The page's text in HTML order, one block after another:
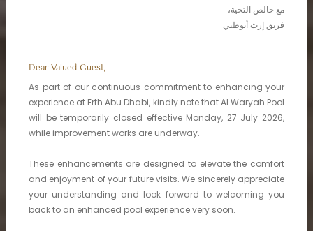
مع خالص التحية،
فريق إرث أبوظبي
Dear Valued Guest,
As part of our continuous commitment to enhancing your
experience at Erth Abu Dhabi, kindly note that Al Waryah Pool
will be temporarily closed effective Monday, 27 July 2026,
while improvement works are underway.
These enhancements are designed to elevate the comfort
and enjoyment of your future visits. We sincerely appreciate
your understanding and look forward to welcoming you
back to an enhanced pool experience very soon.